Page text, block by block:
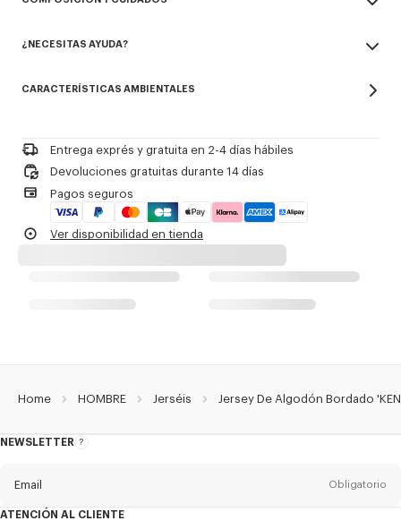
Bordado en el pecho.
Referencia Del Producto:
100% cotton
Lavado para ropa delicada suave a 30 °C
Limpieza profesional en húmedo suave
¿NECESITAS AYUDA?
CARACTERÍSTICAS AMBIENTALES
Entrega exprés y gratuita en 2-4 días hábiles
Devoluciones gratuitas durante 14 días
Pagos seguros
Ver disponibilidad en tienda
Home HOMBRE Jerséis Jersey De Algodón Bordado
NEWSLETTER
Acerca
Email Obligatorio
ATENCIÓN AL CLIENTE